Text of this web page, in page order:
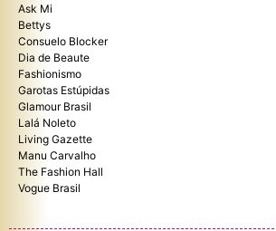
Ask Mi
Bettys
Consuelo Blocker
Dia de Beaute
Fashionismo
Garotas Estúpidas
Glamour Brasil
Lalá Noleto
Living Gazette
Manu Carvalho
The Fashion Hall
Vogue Brasil